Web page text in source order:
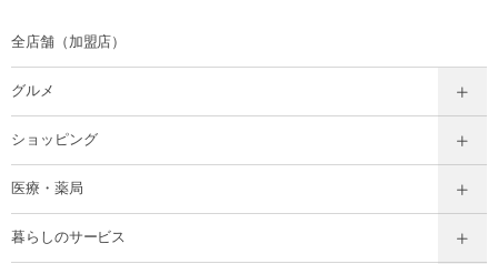
全店舗（加盟店）
グルメ
ショッピング
医療・薬局
暮らしのサービス